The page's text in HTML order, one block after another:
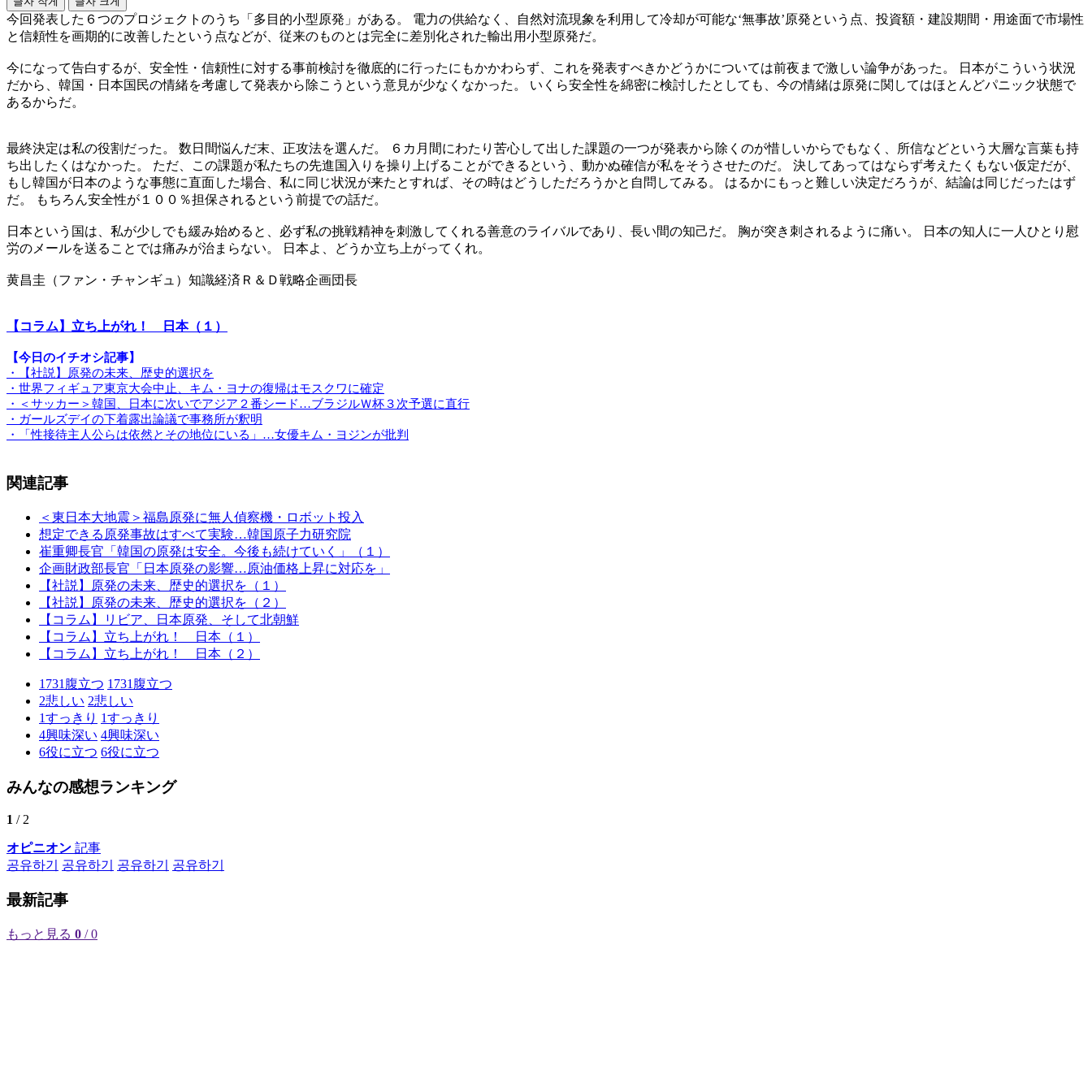
今回発表した６つのプロジェクトのうち「多目的小型原発」がある。 電力の供給なく、自然対流現象を利用して冷却が可能な‘無事故’原発という点、投資額・建設期間・用途面で市場性
と信頼性を画期的に改善したという点などが、従来のものとは完全に差別化された輸出用小型原発だ。
今になって告白するが、安全性・信頼性に対する事前検討を徹底的に行ったにもかかわらず、これを発表すべきかどうかについては前夜まで激しい論争があった。 日本がこういう状況
だから、韓国・日本国民の情緒を考慮して発表から除こうという意見が少なくなかった。 いくら安全性を綿密に検討したとしても、今の情緒は原発に関してはほとんどパニック状態で
あるからだ。
最終決定は私の役割だった。 数日間悩んだ末、正攻法を選んだ。 ６カ月間にわたり苦心して出した課題の一つが発表から除くのが惜しいからでもなく、所信などという大層な言葉も持
ち出したくはなかった。 ただ、この課題が私たちの先進国入りを操り上げることができるという、動かぬ確信が私をそうさせたのだ。 決してあってはならず考えたくもない仮定だが、
もし韓国が日本のような事態に直面した場合、私に同じ状況が来たとすれば、その時はどうしただろうかと自問してみる。 はるかにもっと難しい決定だろうが、結論は同じだったはず
だ。 もちろん安全性が１００％担保されるという前提での話だ。
日本という国は、私が少しでも緩み始めると、必ず私の挑戦精神を刺激してくれる善意のライバルであり、長い間の知己だ。 胸が突き刺されるように痛い。 日本の知人に一人ひとり慰
労のメールを送ることでは痛みが治まらない。 日本よ、どうか立ち上がってくれ。
黄昌圭（ファン・チャンギュ）知識経済Ｒ＆Ｄ戦略企画団長
【コラム】立ち上がれ！ 日本（１）
【今日のイチオシ記事】
・【社説】原発の未来、歴史的選択を
・世界フィギュア東京大会中止、キム・ヨナの復帰はモスクワに確定
・＜サッカー＞韓国、日本に次いでアジア２番シード…ブラジルＷ杯３次予選に直行
・ガールズデイの下着露出論議で事務所が釈明
・「性接待主人公らは依然とその地位にいる」…女優キム・ヨジンが批判
関連記事
＜東日本大地震＞福島原発に無人偵察機・ロボット投入
想定できる原発事故はすべて実験…韓国原子力研究院
崔重卿長官「韓国の原発は安全。今後も続けていく」（１）
企画財政部長官「日本原発の影響…原油価格上昇に対応を」
【社説】原発の未来、歴史的選択を（１）
【社説】原発の未来、歴史的選択を（２）
【コラム】リビア、日本原発、そして北朝鮮
【コラム】立ち上がれ！ 日本（１）
【コラム】立ち上がれ！ 日本（２）
1731 腹立つ 1731 腹立つ
2悲しい 2悲しい
1すっきり 1すっきり
4興味深い 4興味深い
6役に立つ 6役に立つ
みんなの感想ランキング
1 / 2
オピニオン 記事
공유하기
공유하기 공유하기 공유하기
最新記事
もっと見る 0 / 0